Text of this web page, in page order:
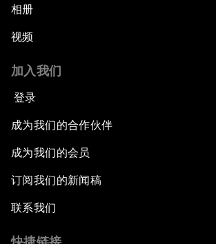
相册
视频
加入我们
登录
成为我们的合作伙伴
成为我们的会员
订阅我们的新闻稿
联系我们